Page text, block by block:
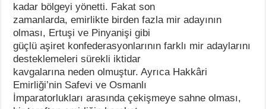
kadar bölgeyi yönetti. Fakat son
zamanlarda, emirlikte birden fazla mir adayının
olması, Ertuşi ve Pinyanişi gibi
güçlü aşiret konfederasyonlarının farklı mir adaylarını
desteklemeleri sürekli iktidar
kavgalarına neden olmuştur. Ayrıca Hakkâri
Emirliği’nin Safevi ve Osmanlı
İmparatorlukları arasında çekişmeye sahne olması,